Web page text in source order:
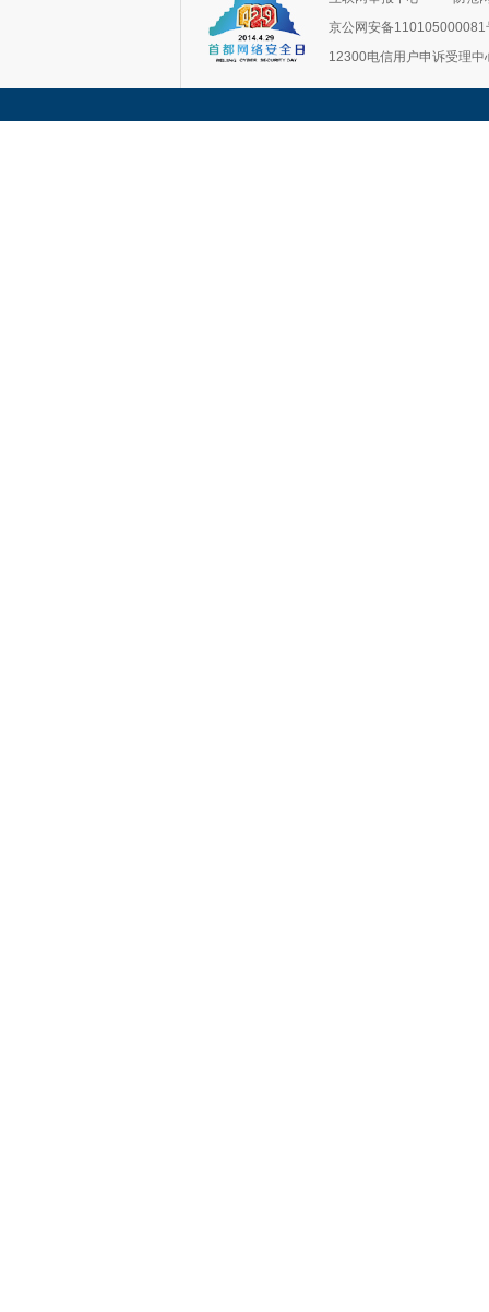
京公网安备110105000081
12300电信用户申诉受理中